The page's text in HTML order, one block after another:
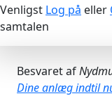
Venligst Log på eller
samtalen
Besvaret af
Dine anlæg indtil